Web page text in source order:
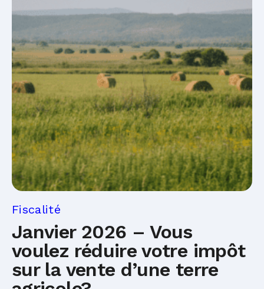
Fiscalité
Janvier 2026 – Vous
voulez réduire votre impôt
sur la vente d’une terre